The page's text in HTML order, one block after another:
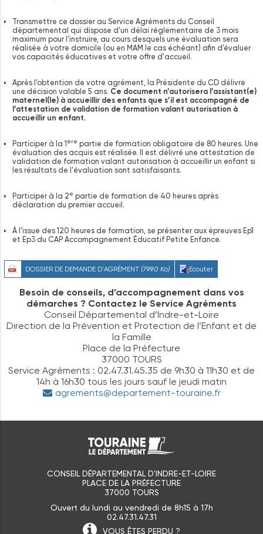
Transmettre ce dossier au Service Agréments du Conseil
départemental qui dispose d’un délai réglementaire de 3 mois
maximum pour l’instruire, au cours desquels une évaluation sera
réalisée à votre domicile (ou en MAM le cas échéant) afin d’évaluer
vos capacités éducatives et votre offre d'accueil.
Après l’obtention de votre agrément, la Présidente du CD délivre
une décision valable 5 ans. Ce document n’autorisera l’assistant(e)
maternel(le) à accueillir des enfants que s’il est accompagné de
l’attestation de validation de formation valant autorisation à
accueillir un enfant.
Participer à la 1 ère partie de formation obligatoire de 80 heures. Une
évaluation des acquis est réalisée. Il est délivré une attestation de
validation de formation valant autorisation à accueillir un enfant si
les résultats de l'évaluation sont satisfaisants.
Participer à la 2e partie de formation de 40 heures après
déclaration du premier accueil.
À l’issue des 120 heures de formation, se présenter aux épreuves Ep1
et Ep3 du CAP Accompagnement Éducatif Petite Enfance.
DOSSIER DE DEMANDE D'AGRÉMENT (799.0 Ko) Ecouter
Besoin de conseils, d’accompagnement dans vos
démarches ? Contactez le Service Agréments
Conseil Départemental d’Indre-et-Loire
Direction de la Prévention et Protection de l’Enfant et de
la Famille
Place de la Préfecture
37000 TOURS
Service Agréments : 02.47.31.45.35 de 9h30 à 11h30 et de
14h à 16h30 tous les jours sauf le jeudi matin
agrements@departement-touraine.fr
CONSEIL DÉPARTEMENTAL D'INDRE-ET-LOIRE
PLACE DE LA PRÉFECTURE
37000 TOURS
Ouvert du lundi au vendredi de 8h15 à 17h
02.47.31.47.31
VOUS ÊTES PERDU ?